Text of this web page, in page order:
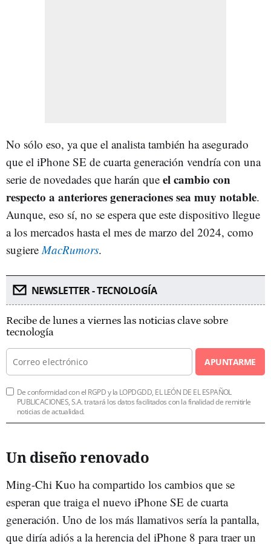
No sólo eso, ya que el analista también ha asegurado
que el iPhone SE de cuarta generación vendría con una
serie de novedades que harán que el cambio con
respecto a anteriores generaciones sea muy notable.
Aunque, eso sí, no se espera que este dispositivo llegue
a los mercados hasta el mes de marzo del 2024, como
sugiereMacRumors.
NEWSLETTER - TECNOLOGÍA
Recibe de lunes a viernes las noticias clave sobre
tecnología
APUNTARME
De conformidad con el RGPD y la LOPDGDD, EL LEÓN DE EL ESPAÑOL
PUBLICACIONES, S.A. tratará los datos facilitados con la finalidad de remitirle
noticias de actualidad.
Un diseño renovado
Ming-Chi Kuo ha compartido los cambios que se
esperan que traiga el nuevo iPhone SE de cuarta
generación. Uno de los más llamativos sería la pantalla,
que diría adiós a la herencia del iPhone 8 para traer un